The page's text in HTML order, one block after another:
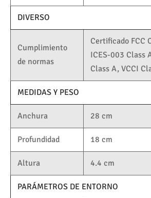
DIVERSO
Cumplimiento
de normas
Certificado FCC
ICES-003 Class
Class A, VCCI
MEDIDAS Y PESO
Anchura 28 cm
Profundidad 18 cm
Altura 4.4 cm
PARÁMETROS DE ENTORNO